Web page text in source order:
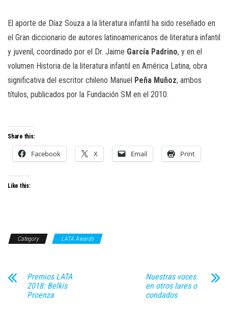
El aporte de Díaz Souza a la literatura infantil ha sido reseñado en
el Gran diccionario de autores latinoamericanos de literatura infantil
y juvenil, coordinado por el Dr. Jaime García Padrino, y en el
volumen Historia de la literatura infantil en América Latina, obra
significativa del escritor chileno Manuel Peña Muñoz; ambos
títulos, publicados por la Fundación SM en el 2010.
Share this:
Facebook X Email Print
Like this:
Category LATA Awards
Premios LATA
2018: Belkis
Proenza
Nuestras voces
en otros lares o
condados